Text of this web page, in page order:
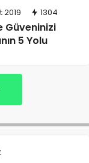
2019 1304
Güveninizi
5 Yolu